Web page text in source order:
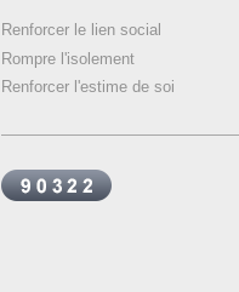
Renforcer le lien social
Rompre l'isolement
Renforcer l'estime de soi